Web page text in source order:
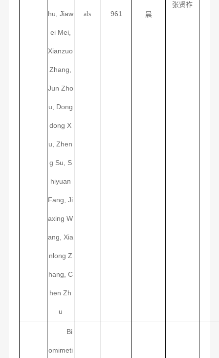
hu, Jiaw
ei Mei,
Xianzuo
Zhang,
Jun Zho
u, Dong
dong X
u, Zhen
g Su, S
hiyuan
Fang, Ji
axing W
ang, Xia
nlong Z
hang, C
hen Zh
u
als 961 晨
张贤祚
Bi
omimeti